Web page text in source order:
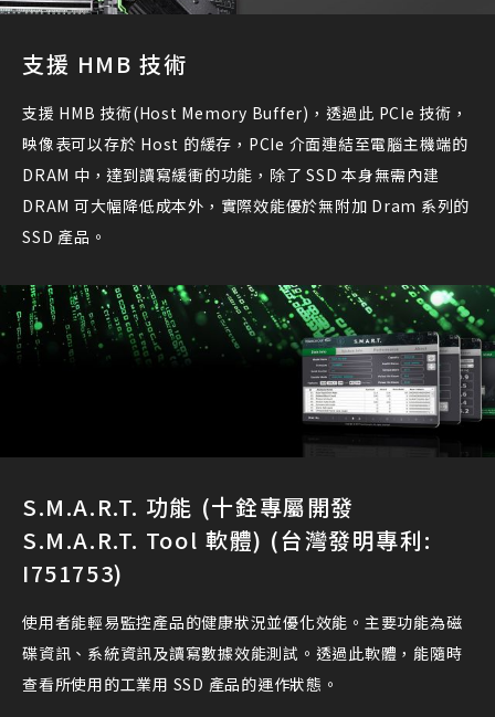
支援 HMB 技術
支援 HMB 技術(Host Memory Buffer)，透過此 PCIe 技術，
映像表可以存於 Host 的緩存，PCIe 介面連結至電腦主機端的
DRAM 中，達到讀寫緩衝的功能，除了 SSD 本身無需內建
DRAM 可大幅降低成本外，實際效能優於無附加 Dram 系列的
SSD 產品。
S.M.A.R.T. 功能 (十銓專屬開發
S.M.A.R.T. Tool 軟體) (台灣發明專利:
I751753)
使用者能輕易監控產品的健康狀況並優化效能。主要功能為磁
碟資訊、系統資訊及讀寫數據效能測試。透過此軟體，能隨時
查看所使用的工業用 SSD 產品的運作狀態。